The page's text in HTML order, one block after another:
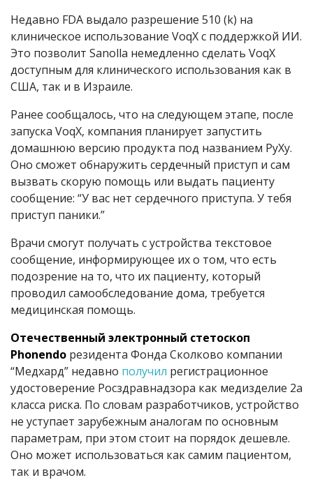
Недавно FDA выдало разрешение 510 (k) на
клиническое использование VoqX с поддержкой ИИ.
Это позволит Sanolla немедленно сделать VoqX
доступным для клинического использования как в
США, так и в Израиле.
Ранее сообщалось, что на следующем этапе, после
запуска VoqX, компания планирует запустить
домашнюю версию продукта под названием PyXy.
Оно сможет обнаружить сердечный приступ и сам
вызвать скорую помощь или выдать пациенту
сообщение: “У вас нет сердечного приступа. У тебя
приступ паники.”
Врачи смогут получать с устройства текстовое
сообщение, информирующее их о том, что есть
подозрение на то, что их пациенту, который
проводил самообследование дома, требуется
медицинская помощь.
Отечественный электронный стетоскоп
Phonendo резидента Фонда Сколково компании
“Медхард” недавно получил регистрационное
удостоверение Росздравнадзора как медизделие 2а
класса риска. По словам разработчиков, устройство
не уступает зарубежным аналогам по основным
параметрам, при этом стоит на порядок дешевле.
Оно может использоваться как самим пациентом,
так и врачом.